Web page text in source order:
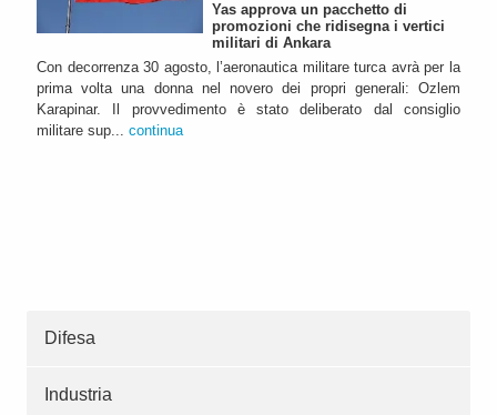
Yas approva un pacchetto di
promozioni che ridisegna i vertici
militari di Ankara
Con decorrenza 30 agosto, l’aeronautica militare turca avrà per la
prima volta una donna nel novero dei propri generali: Ozlem
Karapinar. Il provvedimento è stato deliberato dal consiglio
militare sup... continua
Difesa
Industria